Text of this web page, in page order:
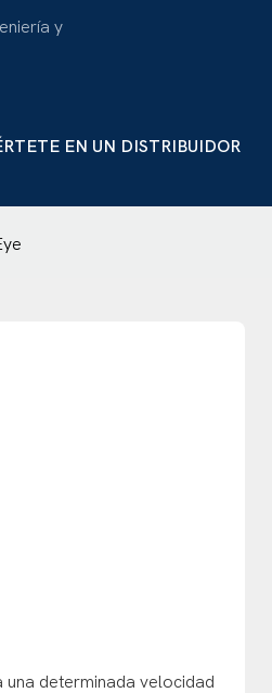
y
EN UN DISTRIBUIDOR
determinada velocidad